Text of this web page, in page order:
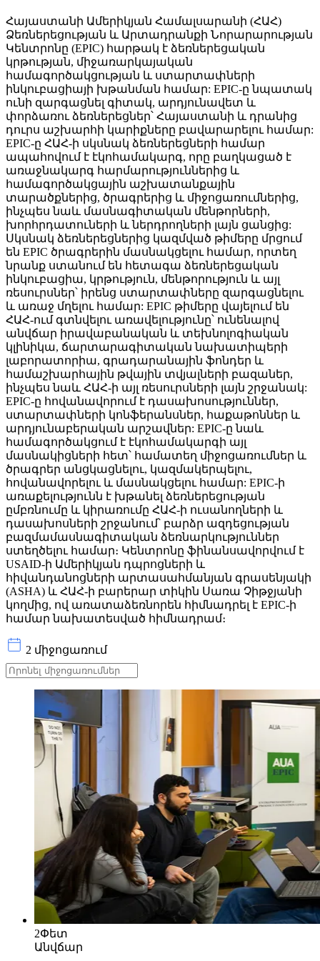
Հայաստանի Ամերիկյան Համալսարանի (ՀԱՀ)
Ձեռներեցության և Արտադրանքի Նորարարության
Կենտրոնը (EPIC) հարթակ է ձեռներեցական
կրթության, միջառարկայական
համագործակցության և ստարտափների
ինկուբացիայի խթանման համար: EPIC-ը նպատակ
ունի զարգացնել գիտակ, արդյունավետ և
փորձառու ձեռներեցներ՝ Հայաստանի և դրանից
դուրս աշխարհի կարիքները բավարարելու համար:
EPIC-ը ՀԱՀ-ի սկսնակ ձեռներեցների համար
ապահովում է էկոհամակարգ, որը բաղկացած է
առաջնակարգ հարմարություններից և
համագործակցային աշխատանքային
տարածքներից, ծրագրերից և միջոցառումներից,
ինչպես նաև մասնագիտական ​​մենթորների,
խորհրդատուների և ներդրողների լայն ցանցից:
Սկսնակ ձեռներեցներից կազմված թիմերը մրցում
են EPIC ծրագրերին մասնակցելու համար, որտեղ
նրանք ստանում են հետագա ձեռներեցական
ինկուբացիա, կրթություն, մենթորություն և այլ
ռեսուրսներ՝ իրենց ստարտափները զարգացնելու
և առաջ մղելու համար: EPIC թիմերը վայելում են
ՀԱՀ-ում գտնվելու առավելությունը՝ ունենալով
անվճար իրավաբանական և տեխնոլոգիական
կլինիկա, ճարտարագիտական ​​նախատիպերի
լաբորատորիա, գրադարանային ֆոնդեր և
համաշխարհային թվային տվյալների բազաներ,
ինչպես նաև ՀԱՀ-ի այլ ռեսուրսների լայն շրջանակ:
EPIC-ը հովանավորում է դասախոսություններ,
ստարտափների կոնֆերանսներ, հաքաթոններ և
արդյունաբերական արշավներ: EPIC-ը նաև
համագործակցում է էկոհամակարգի այլ
մասնակիցների հետ՝ համատեղ միջոցառումներ և
ծրագրեր անցկացնելու, կազմակերպելու,
հովանավորելու և մասնակցելու համար: EPIC-ի
առաքելությունն է խթանել ձեռներեցության
ըմբռնումը և կիրառումը ՀԱՀ-ի ուսանողների և
դասախոսների շրջանում՝ բարձր ազդեցության
բազմամասնագիտական ​​ձեռնարկություններ
ստեղծելու համար։ Կենտրոնը ֆինանսավորվում է
USAID-ի Ամերիկյան դպրոցների և
հիվանդանոցների արտասահմանյան գրասենյակի
(ASHA) և ՀԱՀ-ի բարերար տիկին Սառա Չիթջյանի
կողմից, ով առատաձեռնորեն հիմնադրել է EPIC-ի
համար նախատեսված հիմնադրամ։
2 միջոցառում
2Փետ
Անվճար